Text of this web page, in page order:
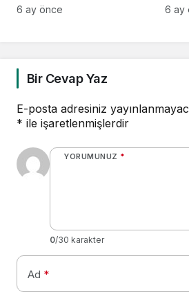
bozacak
6 ay önce 6 ay
Bir Cevap Yaz
E-posta adresiniz
* ile işaretlenmişlerdir
YORUMUNUZ *
0/30 karakter
Ad *